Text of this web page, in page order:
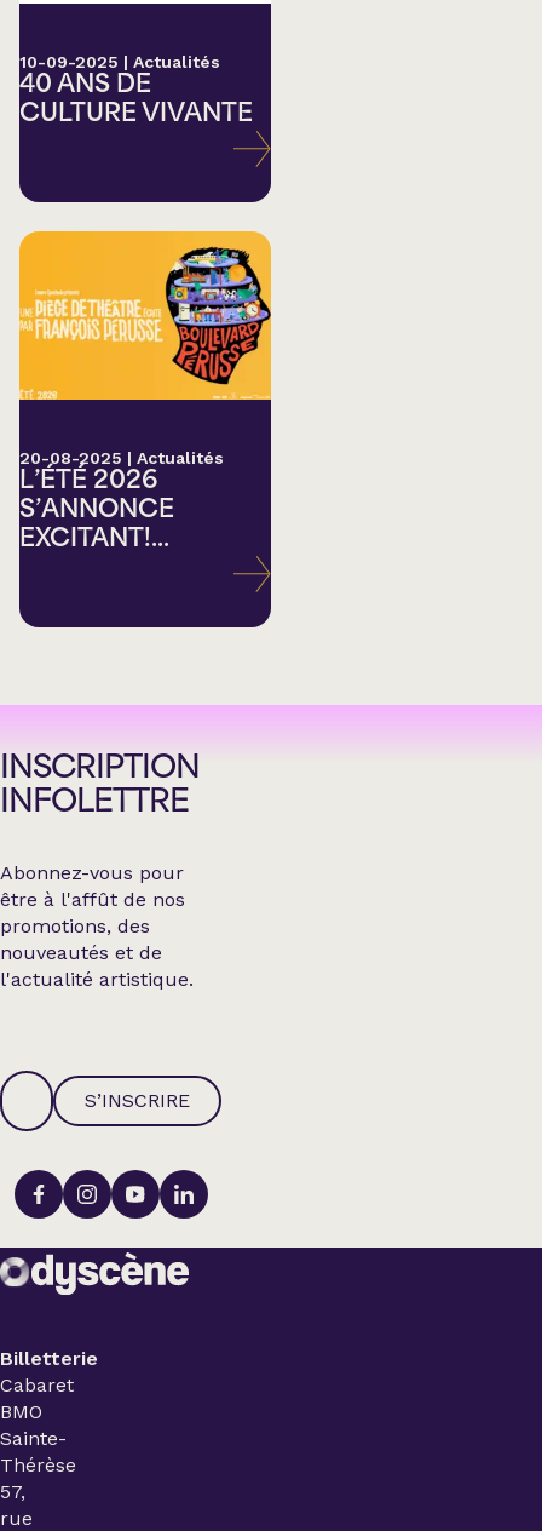
10-09-2025 | Actualités
40 ANS DE
CULTURE VIVANTE
20-08-2025 | Actualités
L’ÉTÉ 2026
S’ANNONCE
EXCITANT!...
INSCRIPTION
INFOLETTRE
Abonnez-vous pour
être à l'affût de nos
promotions, des
nouveautés et de
l'actualité artistique.
S’INSCRIRE
Billetterie
Cabaret
BMO
Sainte-
Thérèse
57,
rue